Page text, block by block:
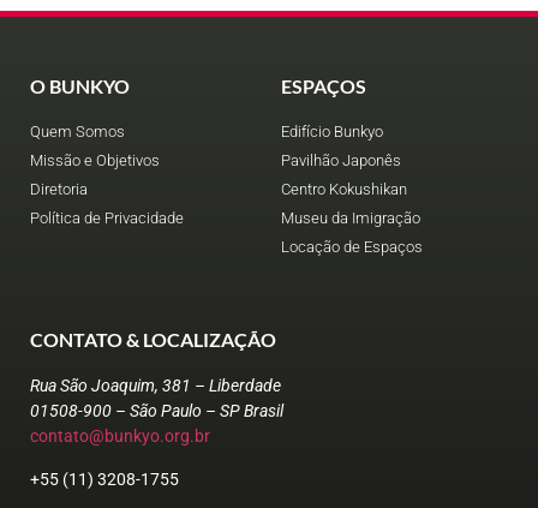
O BUNKYO
Quem Somos
Missão e Objetivos
Diretoria
Política de Privacidade
ESPAÇOS
Edifício Bunkyo
Pavilhão Japonês
Centro Kokushikan
Museu da Imigração
Locação de Espaços
CONTATO & LOCALIZAÇÃO
Rua São Joaquim, 381 – Liberdade
01508-900 – São Paulo – SP Brasil
contato@bunkyo.org.br
+55 (11) 3208-1755